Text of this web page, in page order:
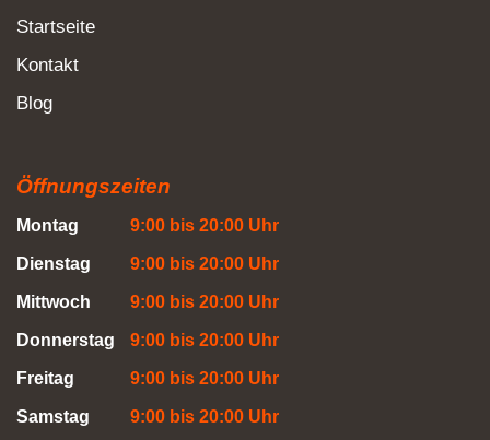
Startseite
Kontakt
Blog
Öffnungszeiten
Montag 9:00 bis 20:00 Uhr
Dienstag 9:00 bis 20:00 Uhr
Mittwoch 9:00 bis 20:00 Uhr
Donnerstag 9:00 bis 20:00 Uhr
Freitag 9:00 bis 20:00 Uhr
Samstag 9:00 bis 20:00 Uhr